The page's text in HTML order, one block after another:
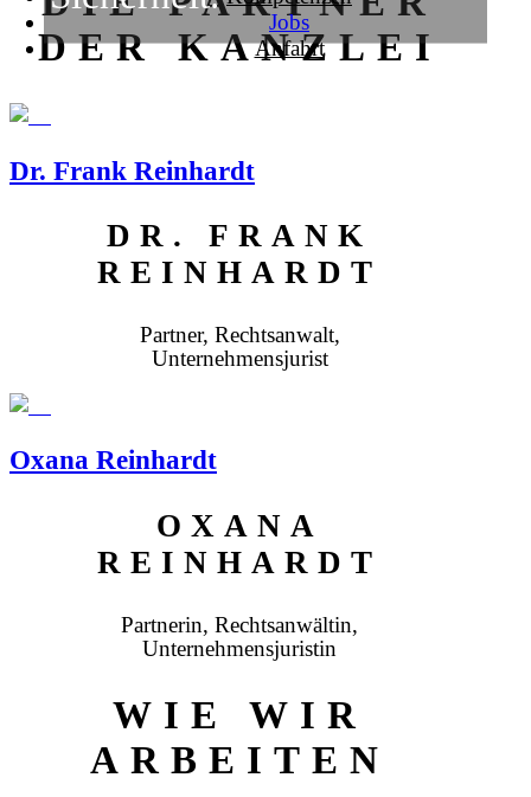
Jobs
Anfahrt
DER KANZLEI
Dr. Frank Reinhardt
DR. FRANK
REINHARDT
Partner, Rechtsanwalt,
Unternehmensjurist
Oxana Reinhardt
OXANA
REINHARDT
Partnerin, Rechtsanwältin,
Unternehmensjuristin
WIE WIR
ARBEITEN